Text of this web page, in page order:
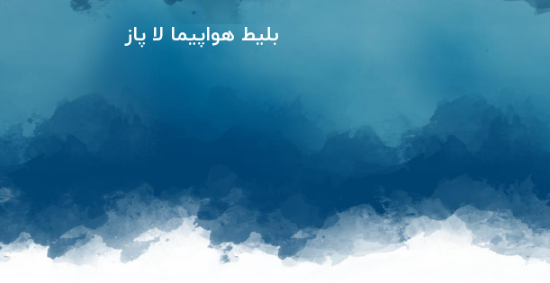
بلیط هواپیما لا پاز